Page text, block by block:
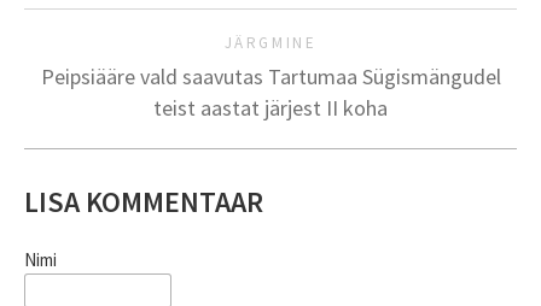
JÄRGMINE
Peipsiääre vald saavutas Tartumaa Sügismängudel
teist aastat järjest II koha
LISA KOMMENTAAR
Nimi